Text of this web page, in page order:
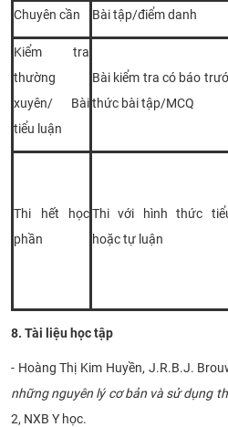
Chuyên cần Bài tập/điểm danh
Kiểm tra
thường
xuyên/ Bài
tiểu luận
Bài kiểm tra có báo
thức bài tập/MCQ
Thi hết học
phần
Thi với hình thức
hoặc tự luận
8. Tài liệu học tập
- Hoàng Thị Kim Huyền, J.R.B.J.
những nguyên lý cơ bản và sử dụng
2, NXB Y học.